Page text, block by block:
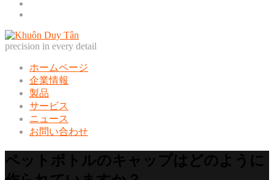
precision in every detail
ホームページ
企業情報
製品
サービス
ニュース
お問い合わせ